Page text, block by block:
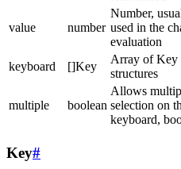
value number
Number,
used in the
evaluation
keyboard []Key
Array of Key
structures
multiple boolean
Allows
selection on
keyboard,
Key#